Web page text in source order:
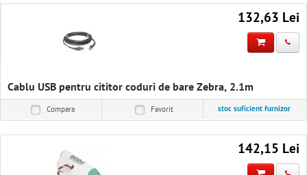
Birotica
132,63 Lei
Cablu USB pentru cititor coduri de bare Zebra, 2.1m
Compara Favorit stoc suficient furnizor
142,15 Lei